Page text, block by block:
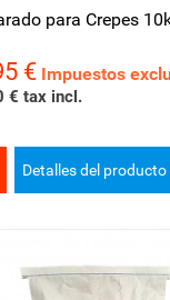
para Crepes
€ Impuestos
€ tax incl.
Detalles del producto